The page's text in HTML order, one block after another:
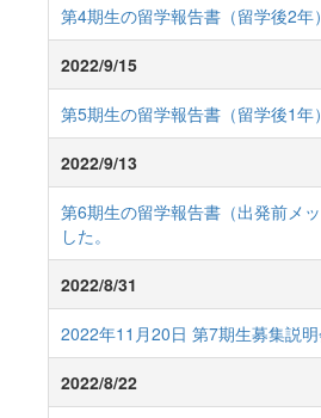
第4期生の留学報告書（留学後2年
2022/9/15
第5期生の留学報告書（留学後1年
2022/9/13
第6期生の留学報告書（出発前メ
した。
2022/8/31
2022年11月20日 第7期生募集説明
2022/8/22